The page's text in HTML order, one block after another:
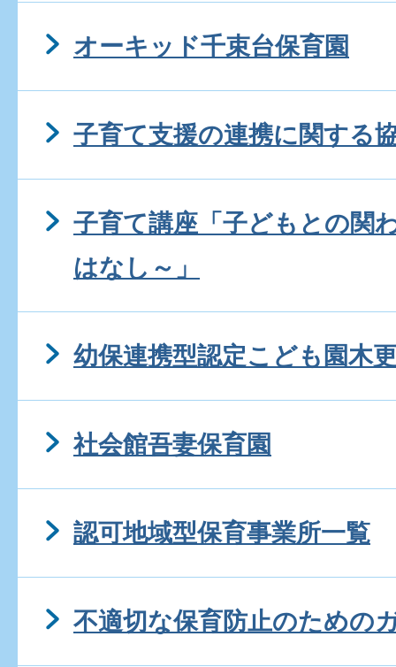
オーキッド千束台保育園
子育て支援の連携に関する
子育て講座「子どもとの関
はなし～」
幼保連携型認定こども園木
社会館吾妻保育園
認可地域型保育事業所一覧
不適切な保育防止のための